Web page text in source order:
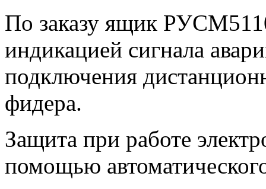
По заказу ящик
индикацией сигнала
подключения
фидера.
Защита при работе
помощью